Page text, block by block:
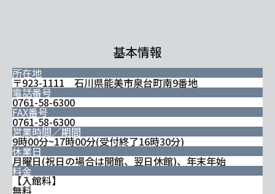
基本情報
所在地
〒923-1111 石川県能美市泉台町南9番地
電話番号
0761-58-6300
FAX番号
0761-58-6300
営業時間／期間
9時00分~17時00分(受付終了16時30分)
休業日
月曜日(祝日の場合は開館、翌日休館)、年末年始
料金
【入館料】
無料